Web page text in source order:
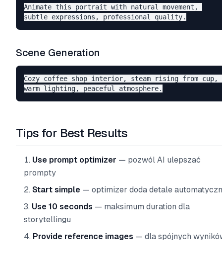
Animate this portrait with natural movement,
Scene Generation
Cozy coffee shop interior, steam rising from cup,
Tips for Best Results
Use prompt optimizer — pozwól AI ulepszać
prompty
Start simple — optimizer doda detale
Use 10 seconds — maksimum duration dla
storytellingu
Provide reference images — dla spójnych